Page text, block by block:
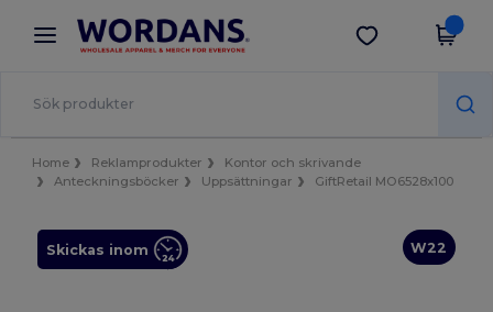
× Wordans-app
Bättre priser i appen!
Hämta app
Home Reklamprodukter
Kontor och skrivande
Anteckningsböcker
Uppsättningar GiftRetail MO6528x100
W22
Skickas inom